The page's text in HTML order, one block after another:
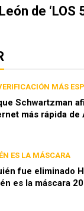
de ‘LOS
MÁS
Schwartzman
más rápida de
ES LA MÁSCARA
fue eliminado
es la máscara